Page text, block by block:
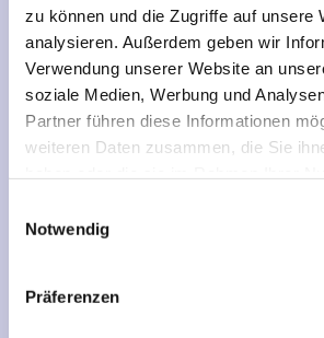
zu können und die Zugriffe auf unsere
analysieren. Außerdem geben wir
Verwendung unserer Website an
soziale Medien, Werbung und
Partner führen diese Informationen
weiteren Daten zusammen, die Sie
Notwendig
Präferenzen
Der Kreiskirchenrat